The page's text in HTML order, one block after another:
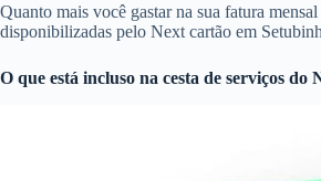
Quanto mais você gastar na sua fatura
disponibilizadas pelo Next cartão em
O que está incluso na cesta de serviços do